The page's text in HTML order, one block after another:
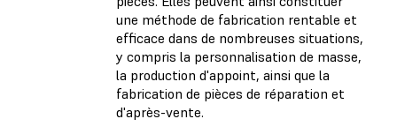
une méthode de fabrication rentable et
efficace dans de nombreuses situations,
y compris la personnalisation de masse,
la production d'appoint, ainsi que la
fabrication de pièces de réparation et
d'après-vente.